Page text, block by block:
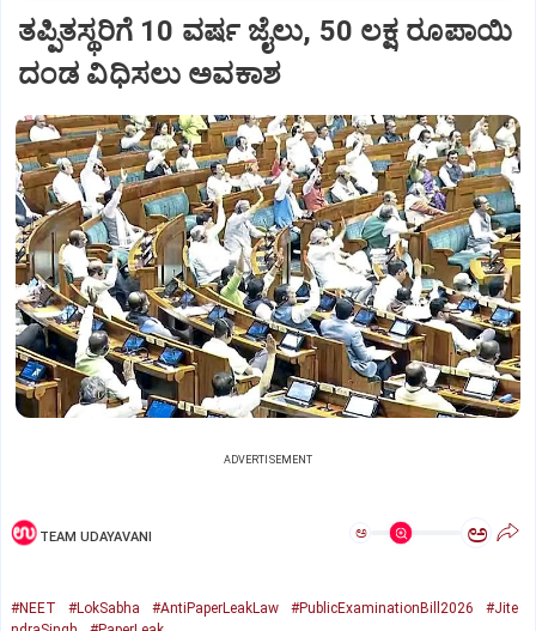
ತಪ್ಪಿತಸ್ಥರಿಗೆ 10 ವರ್ಷ ಜೈಲು, 50 ಲಕ್ಷ ರೂಪಾಯಿ
ದಂಡ ವಿಧಿಸಲು ಅವಕಾಶ
ADVERTISEMENT
TEAM UDAYAVANI ಅ ಅ
#NEET #LokSabha #AntiPaperLeakLaw #PublicExaminationBill2026
#Jite